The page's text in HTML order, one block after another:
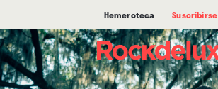
Hemeroteca Suscribirse